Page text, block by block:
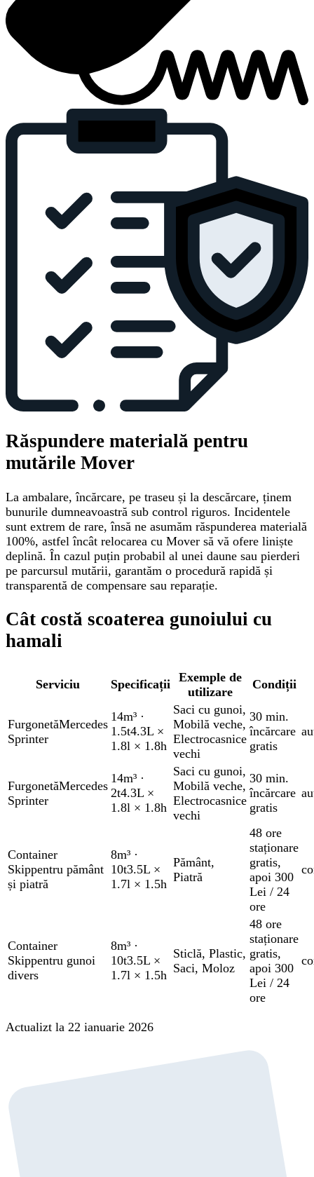
Răspundere materială pentru
mutările Mover
La ambalare, încărcare, pe traseu și la descărcare, ținem
bunurile dumneavoastră sub control riguros. Incidentele
sunt extrem de rare, însă ne asumăm răspunderea materială
100%, astfel încât relocarea cu Mover să vă ofere liniște
deplină. În cazul puțin probabil al unei daune sau pierderi
pe parcursul mutării, garantăm o procedură rapidă și
transparentă de compensare sau reparație.
Cât costă scoaterea gunoiului cu
hamali
Serviciu Specificații
Exemple de
utilizare
Condiții
FurgonetăMercedes
Sprinter
14m³ ·
1.5t4.3L ×
1.8l × 1.8h
Saci cu gunoi,
Mobilă veche,
Electrocasnice
vechi
30 min.
încărcare
gratis
FurgonetăMercedes
Sprinter
14m³ ·
2t4.3L ×
1.8l × 1.8h
Saci cu gunoi,
Mobilă veche,
Electrocasnice
vechi
30 min.
încărcare
gratis
Container
Skippentru pământ
și piatră
8m³ ·
10t3.5L ×
1.7l × 1.5h
Pământ,
Piatră
48 ore
staționare
gratis,
apoi 300
Lei / 24
ore
Container
Skippentru gunoi
divers
8m³ ·
10t3.5L ×
1.7l × 1.5h
Sticlă, Plastic,
Saci, Moloz
48 ore
staționare
gratis,
apoi 300
Lei / 24
ore
Actualizt la 22 ianuarie 2026